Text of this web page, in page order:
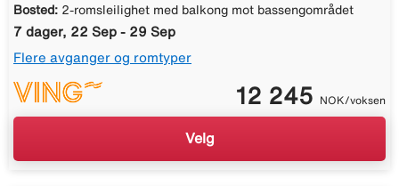
Bosted: 2-romsleilighet med balkong mot bassengområdet
7 dager, 22 Sep - 29 Sep
Flere avganger og romtyper
12 245 NOK/voksen
Velg